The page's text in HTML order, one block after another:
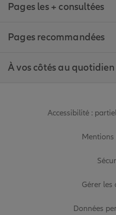
Pages les + consultées
Pages recommandées
À vos côtés au quotidien
Accessibilité :
Mentions
Gérer les
Données